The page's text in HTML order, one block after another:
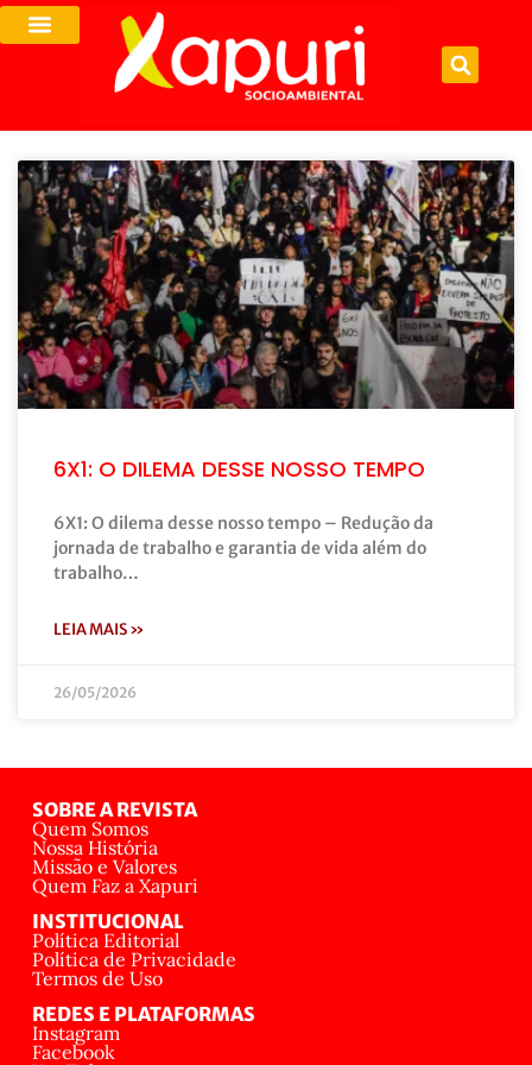
6X1: O DILEMA DESSE NOSSO TEMPO
6X1: O dilema desse nosso tempo – Redução da
jornada de trabalho e garantia de vida além do
trabalho…
LEIA MAIS »
26/05/2026
SOBRE A REVISTA
Quem Somos
Nossa História
Missão e Valores
Quem Faz a Xapuri
INSTITUCIONAL
Política Editorial
Política de Privacidade
Termos de Uso
REDES E PLATAFORMAS
Instagram
Facebook